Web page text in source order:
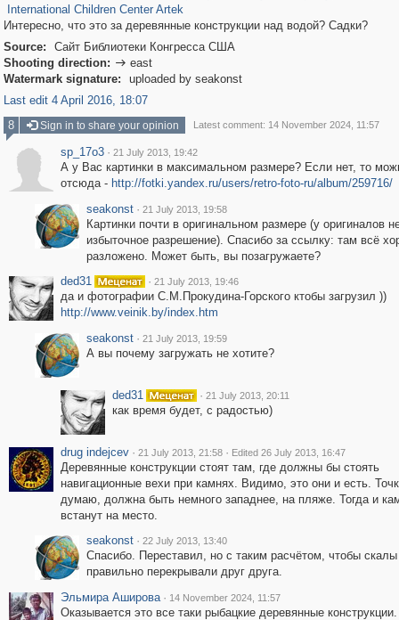
International Children Center Artek
Интересно, что это за деревянные конструкции над водой? Садки?
Source:
Сайт Библиотеки Конгресса США
Shooting direction:  east
Watermark signature:
uploaded by seakonst
Last edit 4 April 2016, 18:07
8
Sign in to share your opinion Latest comment: 14 November 2024, 11:57
sp_17o3 · 21 July 2013, 19:42
А у Вас картинки в максимальном размере? Если нет, то
отсюда - http://fotki.yandex.ru/users/retro-foto-ru/album/259716/
seakonst · 21 July 2013, 19:58
Картинки почти в оригинальном размере (у оригиналов
избыточное разрешение). Спасибо за ссылку: там всё
разложено. Может быть, вы позагружаете?
ded31
· 21 July 2013, 19:46
да и фотографии С.М.Прокудина-Горского ктобы загрузил ))
http://www.veinik.by/index.htm
seakonst · 21 July 2013, 19:59
А вы почему загружать не хотите?
ded31 · 21 July 2013, 20:11
как время будет, с радостью)
drug indejcev · 21 July 2013, 21:58 · Edited 26 July 2013, 16:47
Деревянные конструкции стоят там, где должны бы стоять
навигационные вехи при камнях. Видимо, это они и есть.
думаю, должна быть немного западнее, на пляже. Тогда и
встанут на место.
seakonst · 22 July 2013, 13:40
Спасибо. Переставил, но с таким расчётом, чтобы скалы
правильно перекрывали друг друга.
Эльмира Аширова · 14 November 2024, 11:57
Оказывается это все таки рыбацкие деревянные